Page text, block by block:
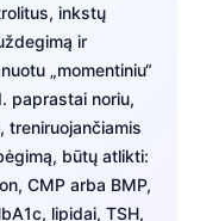
inkstų
ir
„momentiniu“
paprastai noriu,
treniruojančiamis
būtų atlikti:
CMP arba BMP,
lipidai, TSH,